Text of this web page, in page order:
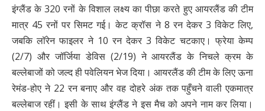
इंग्लैंड के 320 रनों के विशाल लक्ष्य का पीछा करते हुए आयरलैंड की टीम
मात्र 45 रनों पर सिमट गई। केट क्रॉस ने 8 रन देकर 3 विकेट लिए,
जबकि लॉरेन फाइलर ने 10 रन देकर 3 विकेट चटकाए। फ्रेया केम्प
(2/7) और जॉर्जिया डेविस (2/19) ने आयरलैंड के निचले क्रम के
बल्लेबाजों को जल्द ही पवेलियन भेज दिया। आयरलैंड की टीम के लिए ऊना
रेमंड-होए ने 22 रन बनाए और वह दोहरे अंक तक पहुँचने वाली एकमात्र
बल्लेबाज रहीं। इसी के साथ इंग्लैंड ने इस मैच को अपने नाम कर लिया।